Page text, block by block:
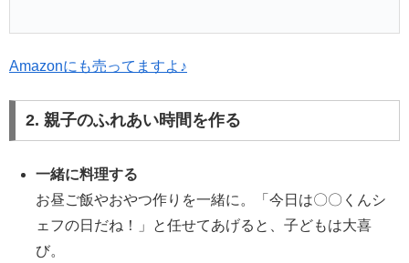
Amazonにも売ってますよ♪
2. 親子のふれあい時間を作る
一緒に料理する
お昼ご飯やおやつ作りを一緒に。「今日は〇〇くんシ
ェフの日だね！」と任せてあげると、子どもは大喜
び。